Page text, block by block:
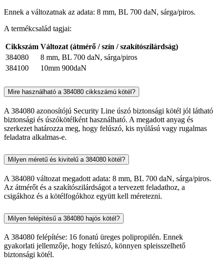
Ennek a változatnak az adata: 8 mm, BL 700 daN, sárga/piros.
A termékcsalád tagjai:
Cikkszám Változat (átmérő / szín / szakítószilárdság)
384080
8 mm, BL 700 daN, sárga/piros
384100
10mm 900daN
Mire használható a 384080 cikkszámú kötél?
A 384080 azonosítójú Security Line úszó biztonsági kötél jól látható
biztonsági és úszókötélként használható. A megadott anyag és
szerkezet határozza meg, hogy felúszó, kis nyúlású vagy rugalmas
feladatra alkalmas-e.
Milyen méretű és kivitelű a 384080 kötél?
A 384080 változat megadott adata: 8 mm, BL 700 daN, sárga/piros.
Az átmérőt és a szakítószilárdságot a tervezett feladathoz, a
csigákhoz és a kötélfogókhoz együtt kell méretezni.
Milyen felépítésű a 384080 hajós kötél?
A 384080 felépítése: 16 fonatú üreges polipropilén. Ennek
gyakorlati jellemzője, hogy felúszó, könnyen spleisszelhető
biztonsági kötél.